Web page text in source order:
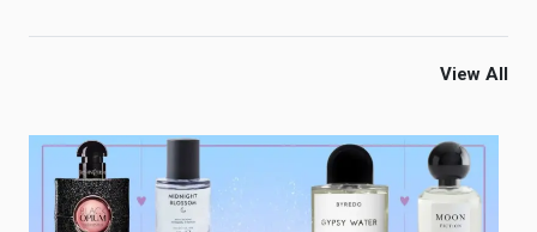
View All